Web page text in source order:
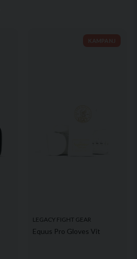
LEGACY FIGHT GEAR
Equus Pro Gloves Vit
KAMPANJ